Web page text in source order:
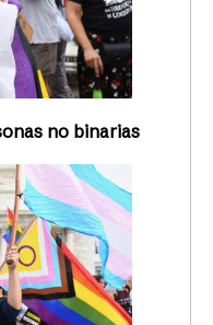
no binarias